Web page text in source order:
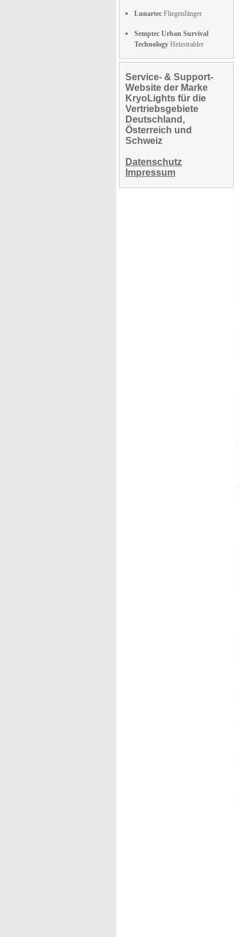
Lunartec Fliegenfänger
Semptec Urban Survival
Technology Heizstrahler
Service- & Support-
Website der Marke
KryoLights für die
Vertriebsgebiete
Deutschland,
Österreich und
Schweiz
Datenschutz
Impressum